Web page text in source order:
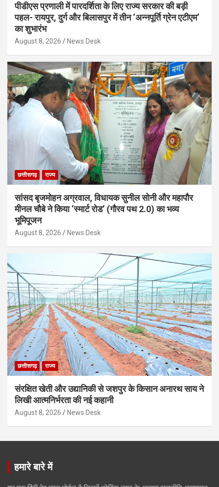
पीडीएस प्रणाली में पारदर्शिता के लिए राज्य सरकार की बड़ी
पहल- रायपुर, दुर्ग और बिलासपुर में तीन ‘अन्नपूर्ति ग्रेन एटीएम‘
का शुभारंभ
August 8, 2026 News Desk
छत्तीसगढ़ राज्य
सांसद बृजमोहन अग्रवाल, विधायक सुनील सोनी और महापौर
मीनल चौबे ने किया ‘स्मार्ट रोड’ (गौरव पथ 2.0) का भव्य
भूमिपूजन
August 8, 2026 News Desk
छत्तीसगढ़ राज्य
संरक्षित खेती और उद्यानिकी से जशपुर के किसान अनारथ साय ने
लिखी आत्मनिर्भरता की नई कहानी
August 8, 2026 News Desk
हमारे बारे में